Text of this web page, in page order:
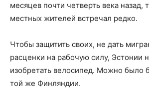
месяцев почти четверть века назад,
местных жителей встречал редко.
Чтобы защитить своих, не дать
расценки на рабочую силу, Эстонии
изобретать велосипед. Можно было
той же Финляндии.